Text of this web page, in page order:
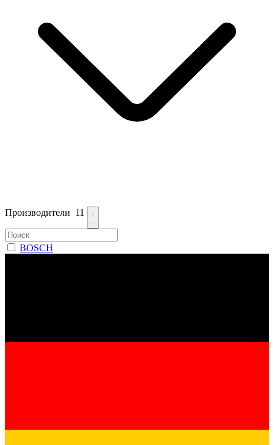
Производители 11
BOSCH